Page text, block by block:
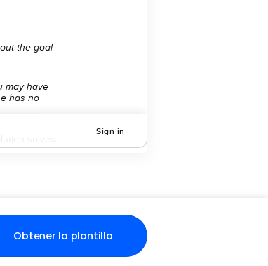
Obtener la plantilla